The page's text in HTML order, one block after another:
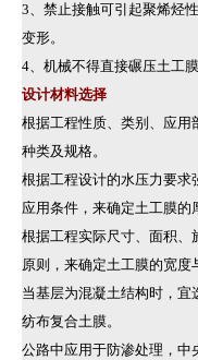
3、禁止接触可引起聚烯烃
变形。
4、机械不得直接碾压土工膜
设计材料选择
根据工程性质、类别、应用
种类及规格。
根据工程设计的水压力要求
应用条件，来确定土工膜的
根据工程实际尺寸、面积、
原则，来确定土工膜的宽度
当基层为混凝土结构时，
纺布复合土膜。
公路中应用于防渗处理，中